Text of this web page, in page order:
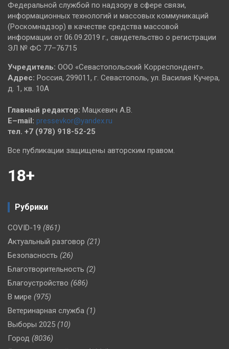
Федеральной службой по надзору в сфере связи,
информационных технологий и массовых коммуникаций
(Роскомнадзор) в качестве средства массовой
информации от 06.09.2019 г., свидетельство о регистрации
ЭЛ № ФС 77–76715
Учредитель: ООО «Севастопольский Корреспондент».
Адрес: Россия, 299011, г. Севастополь, ул. Василия Кучера,
д. 1, кв. 10А
Главный редактор: Мацкевич А.В.
E–mail: pressevkor@yandex.ru
тел. +7 (978) 918-52-25
Все публикации защищены авторским правом.
18+
Рубрики
COVID-19 (861)
Актуальный разговор (21)
Безопасность (26)
Благотворительность (2)
Благоустройство (686)
В мире (975)
Ветеринарная служба (1)
Выборы 2025 (10)
Город (8036)